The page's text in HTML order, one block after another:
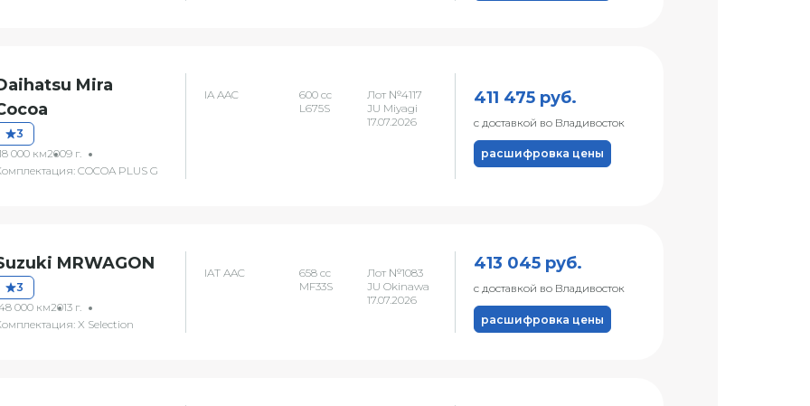
Mira
3
000 км2009 г.
COCOA PLUS G
IA AAC
600 сс
L675S
Лот №4117
JU Miyagi
17.07.2026
411 475 руб.
с доставкой во Владивосток
расшифровка цены
MRWAGON
3
000 км2013 г.
X Selection
IAT AAC
658 сс
MF33S
Лот №1083
JU Okinawa
17.07.2026
413 045 руб.
с доставкой во Владивосток
расшифровка цены